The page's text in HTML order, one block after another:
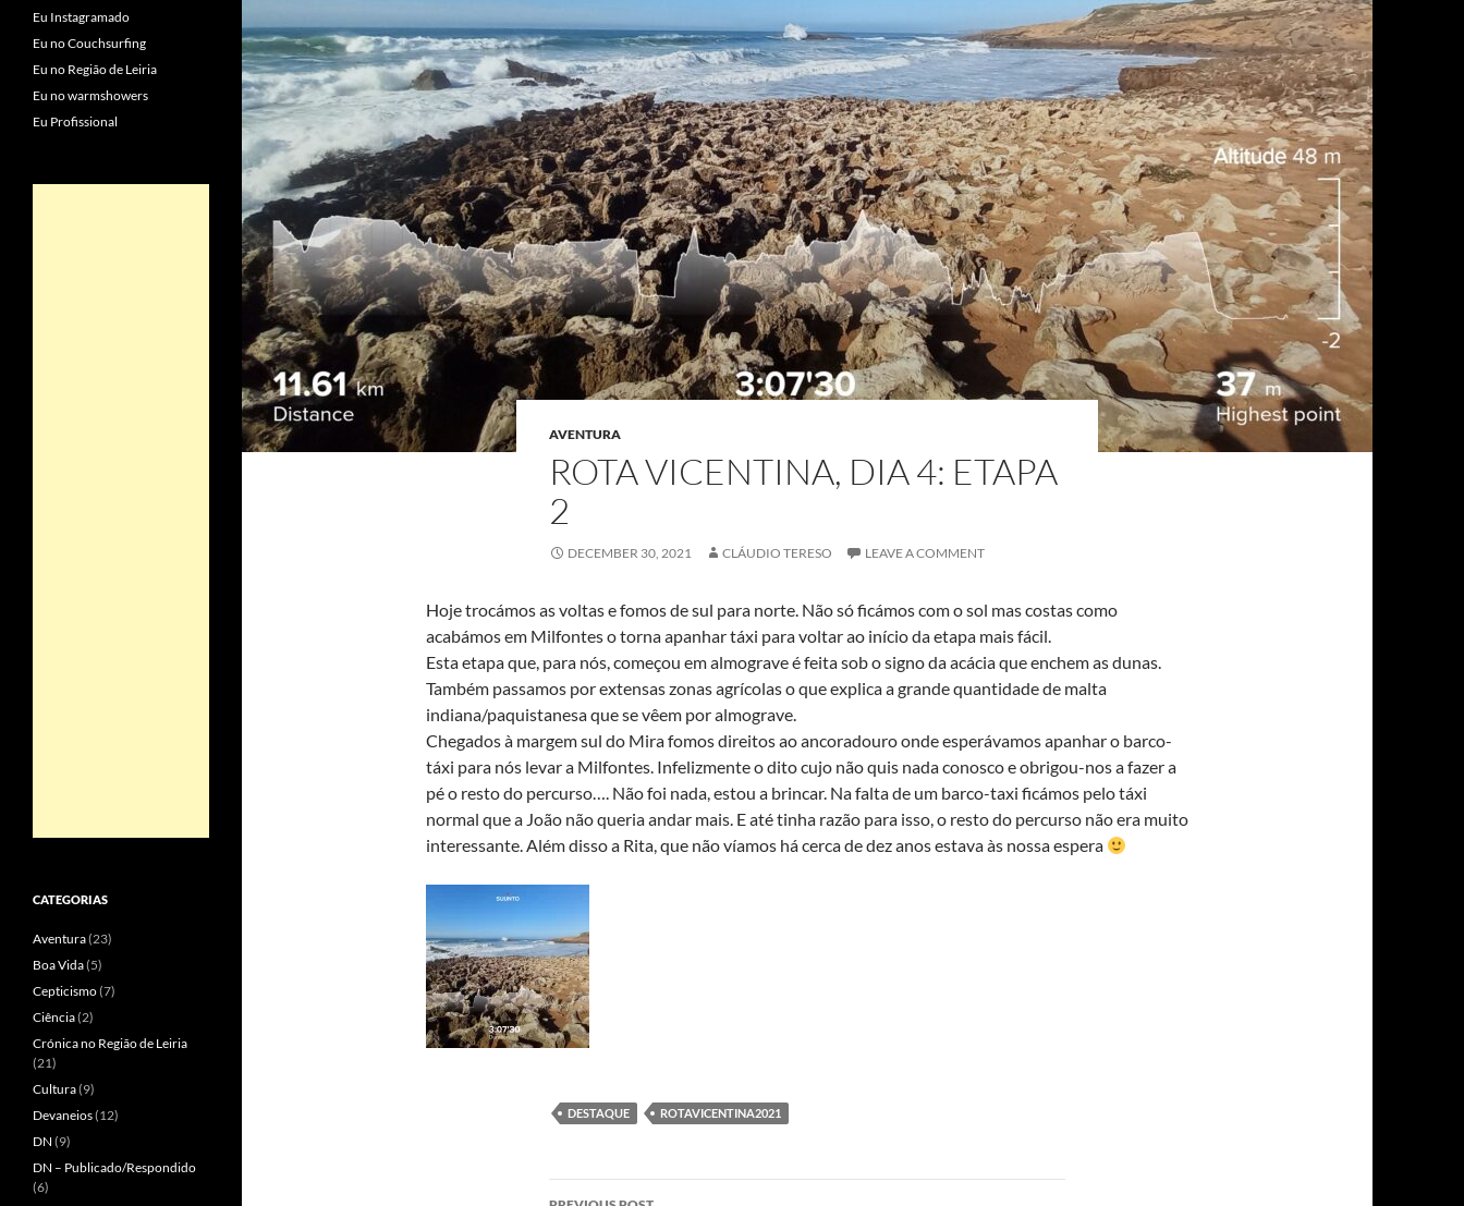
AVENTURA
ROTA VICENTINA, DIA 4: ETAPA
2
DECEMBER 30, 2021 CLÁUDIO TERESO LEAVE A COMMENT
Hoje trocámos as voltas e fomos de sul para norte. Não só ficámos com o sol mas costas como
acabámos em Milfontes o torna apanhar táxi para voltar ao início da etapa mais fácil.
Esta etapa que, para nós, começou em almograve é feita sob o signo da acácia que enchem as dunas.
Também passamos por extensas zonas agrícolas o que explica a grande quantidade de malta
indiana/paquistanesa que se vêem por almograve.
Chegados à margem sul do Mira fomos direitos ao ancoradouro onde esperávamos apanhar o barco-
táxi para nós levar a Milfontes. Infelizmente o dito cujo não quis nada conosco e obrigou-nos a fazer a
pé o resto do percurso…. Não foi nada, estou a brincar. Na falta de um barco-taxi ficámos pelo táxi
normal que a João não queria andar mais. E até tinha razão para isso, o resto do percurso não era muito
interessante. Além disso a Rita, que não víamos há cerca de dez anos estava às nossa espera
DESTAQUE ROTAVICENTINA2021
Post
Eu Instagramado
Eu no Couchsurfing
Eu no Região de Leiria
Eu no warmshowers
Eu Profissional
CATEGORIAS
Aventura(23)
Boa Vida(5)
Cepticismo(7)
Ciência(2)
Crónica no Região de Leiria
(21)
Cultura(9)
Devaneios(12)
DN (9)
DN – Publicado/Respondido
(6)